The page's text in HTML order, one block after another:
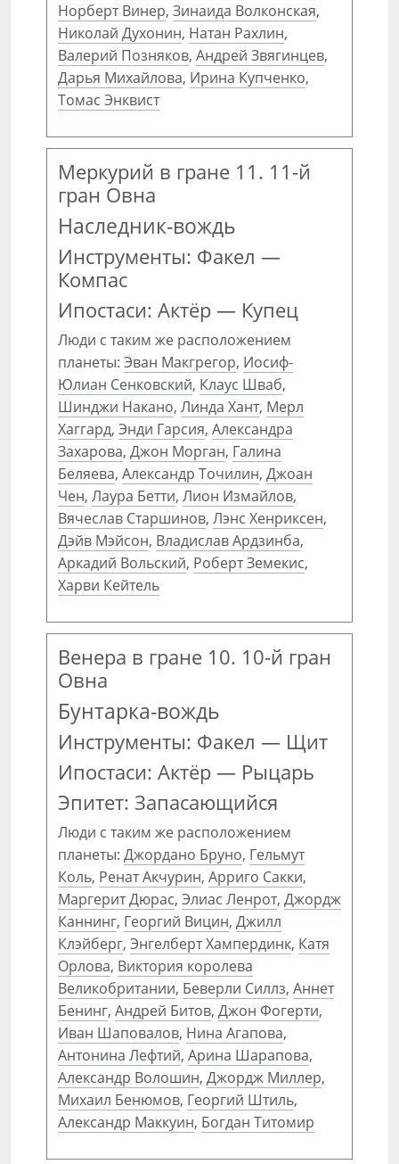
Норберт Винер, Зинаида Волконская,
Николай Духонин, Натан Рахлин,
Валерий Позняков, Андрей Звягинцев,
Дарья Михайлова, Ирина Купченко,
Томас Энквист
Меркурий в гране 11. 11-й
гран Овна
Наследник-вождь
Инструменты: Факел —
Компас
Ипостаси: Актёр — Купец
Люди с таким же расположением
планеты: Эван Макгрегор, Иосиф-
Юлиан Сенковский, Клаус Шваб,
Шинджи Накано, Линда Хант, Мерл
Хаггард, Энди Гарсия, Александра
Захарова, Джон Морган, Галина
Беляева, Александр Точилин, Джоан
Чен, Лаура Бетти, Лион Измайлов,
Вячеслав Старшинов, Лэнс Хенриксен,
Дэйв Мэйсон, Владислав Ардзинба,
Аркадий Вольский, Роберт Земекис,
Харви Кейтель
Венера в гране 10. 10-й гран
Овна
Бунтарка-вождь
Инструменты: Факел — Щит
Ипостаси: Актёр — Рыцарь
Эпитет: Запасающийся
Люди с таким же расположением
планеты: Джордано Бруно, Гельмут
Коль, Ренат Акчурин, Арриго Сакки,
Маргерит Дюрас, Элиас Ленрот, Джордж
Каннинг, Георгий Вицин, Джилл
Клэйберг, Энгелберт Хампердинк, Катя
Орлова, Виктория королева
Великобритании, Беверли Силлз, Аннет
Бенинг, Андрей Битов, Джон Фогерти,
Иван Шаповалов, Нина Агапова,
Антонина Лефтий, Арина Шарапова,
Александр Волошин, Джордж Миллер,
Михаил Бенюмов, Георгий Штиль,
Александр Маккуин, Богдан Титомир